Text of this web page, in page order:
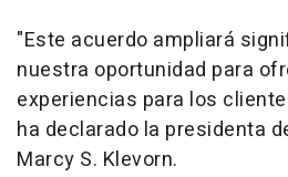
"Este acuerdo ampliará
nuestra oportunidad para
experiencias para los
ha declarado la presidenta
Marcy S. Klevorn.